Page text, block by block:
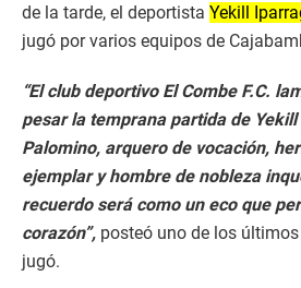
de la tarde, el deportista Yekill
jugó por varios equipos de
“El club deportivo El Combe F.C.
pesar la temprana partida de
Palomino, arquero de vocación,
ejemplar y hombre de nobleza
recuerdo será como un eco que
corazón”, posteó uno de los
jugó.